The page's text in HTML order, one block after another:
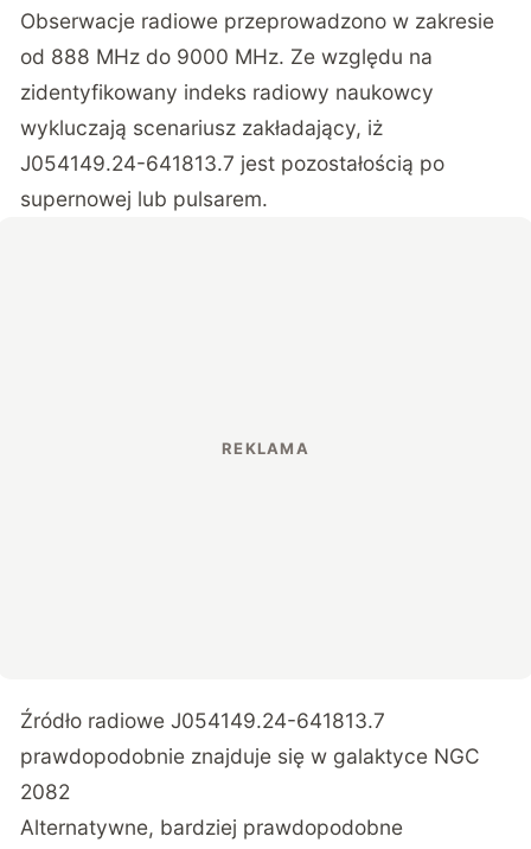
Obserwacje radiowe przeprowadzono w zakresie
od 888 MHz do 9000 MHz. Ze względu na
zidentyfikowany indeks radiowy naukowcy
wykluczają scenariusz zakładający, iż
J054149.24-641813.7 jest pozostałością po
supernowej lub pulsarem.
Źródło radiowe J054149.24-641813.7
prawdopodobnie znajduje się w galaktyce NGC
2082
Alternatywne, bardziej prawdopodobne